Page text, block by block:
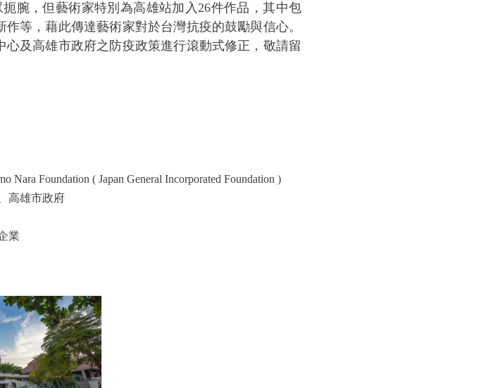
腕，但藝術家特別為高雄站加入26件作品，其中包
等，藉此傳達藝術家對於台灣抗疫的鼓勵與信心。
及高雄市政府之防疫政策進行滾動式修正，敬請留
Foundation ( Japan General Incorporated Foundation )
高雄市政府
業